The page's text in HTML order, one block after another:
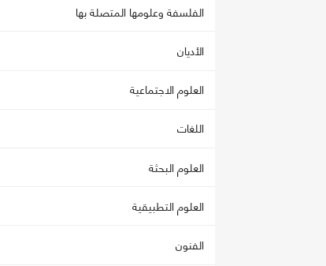
الفلسفة وعلومها المتصلة بها
الأديان
العلوم الاجتماعية
اللغات
العلوم البحثة
العلوم التطبيقية
الفنون